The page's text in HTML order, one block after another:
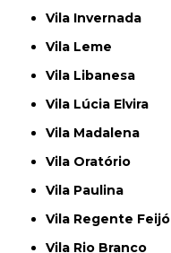
Vila Invernada
Vila Leme
Vila Libanesa
Vila Lúcia Elvira
Vila Madalena
Vila Oratório
Vila Paulina
Vila Regente Feijó
Vila Rio Branco